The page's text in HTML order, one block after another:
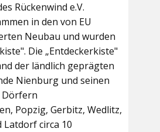
Rückenwind e.V.
in den von EU
Neubau und wurden
Die „Entdeckerkiste"
der ländlich geprägten
Nienburg und seinen
Dörfern
Popzig, Gerbitz, Wedlitz,
circa 10